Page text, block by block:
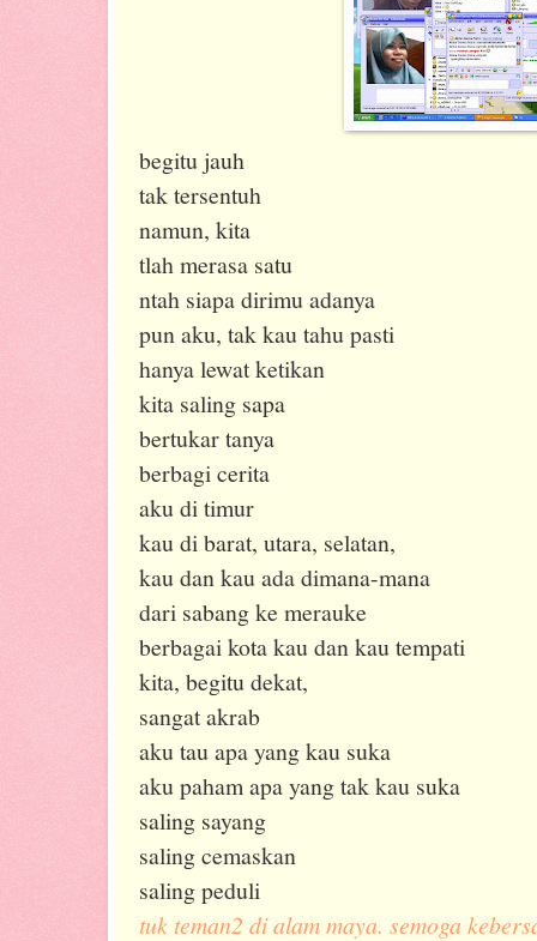
begitu jauh
tak tersentuh
namun, kita
tlah merasa satu
ntah siapa dirimu adanya
pun aku, tak kau tahu pasti
hanya lewat ketikan
kita saling sapa
bertukar tanya
berbagi cerita
aku di timur
kau di barat, utara, selatan,
kau dan kau ada dimana-mana
dari sabang ke merauke
berbagai kota kau dan kau tempati
kita, begitu dekat,
sangat akrab
aku tau apa yang kau suka
aku paham apa yang tak kau suka
saling sayang
saling cemaskan
saling peduli
tuk teman2 di alam maya. semoga